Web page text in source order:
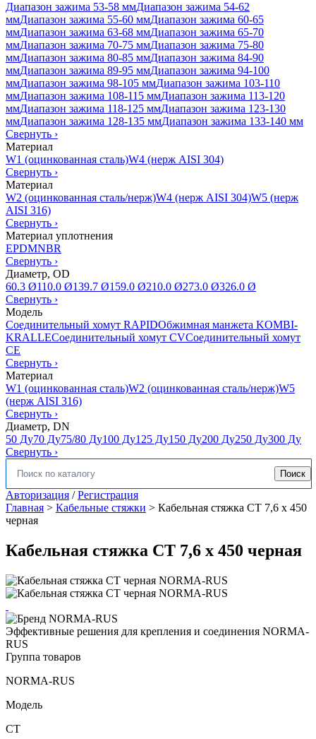
Диапазон зажима 53-58 ммДиапазон зажима 54-62
ммДиапазон зажима 55-60 ммДиапазон зажима 60-65
ммДиапазон зажима 63-68 ммДиапазон зажима 65-70
ммДиапазон зажима 70-75 ммДиапазон зажима 75-80
ммДиапазон зажима 80-85 ммДиапазон зажима 84-90
ммДиапазон зажима 89-95 ммДиапазон зажима 94-100
ммДиапазон зажима 98-105 ммДиапазон зажима 103-110
ммДиапазон зажима 108-115 ммДиапазон зажима 113-120
ммДиапазон зажима 118-125 ммДиапазон зажима 123-130
ммДиапазон зажима 128-135 ммДиапазон зажима 133-140 мм
Свернуть ›
Материал
W1 (оцинкованная сталь)W4 (нерж AISI 304)
Свернуть ›
Материал
W2 (оцинкованная сталь/нерж)W4 (нерж AISI 304)W5 (нерж
AISI 316)
Свернуть ›
Материал уплотнения
EPDMNBR
Свернуть ›
Диаметр, OD
60.3 Ø110.0 Ø139.7 Ø159.0 Ø210.0 Ø273.0 Ø326.0 Ø
Свернуть ›
Модель
Соединительный хомут RAPIDОбжимная манжета KOMBI-
KRALLEСоединительный хомут CVСоединительный хомут
CE
Свернуть ›
Материал
W1 (оцинкованная сталь)W2 (оцинкованная сталь/нерж)W5
(нерж AISI 316)
Свернуть ›
Диаметр, DN
50 Ду70 Ду75/80 Ду100 Ду125 Ду150 Ду200 Ду250 Ду300 Ду
Свернуть ›
Искать: Поиск
Авторизация /Регистрация
Главная > Кабельные стяжки > Кабельная стяжка CT 7,6 x 450
черная
Кабельная стяжка CT 7,6 x 450 черная
Эффективные решения для крепления и соединения NORMA-
RUS
Группа товаров
NORMA-RUS
Модель
CT